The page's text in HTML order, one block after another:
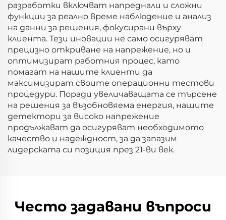
разработки включват напреднали и сложни
функции за реално време наблюдение и анализ
на данни за решения, фокусирани върху
клиента. Тези иновации не само осигуряват
прецизно откриване на напрежение, но и
оптимизират работния процес, като
помагат на нашите клиенти да
максимизират своите операционни тестови
процедури. Поради увеличаващата се търсене
на решения за възобновяема енергия, нашите
детектори за високо напрежение
продължават да осигуряват необходимото
качество и надеждност, за да запазим
лидерската си позиция през 21-ви век.
Често задавани въпроси